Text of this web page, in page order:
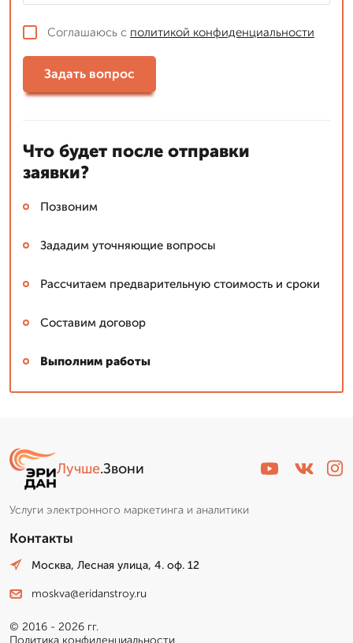
Соглашаюсь с политикой конфиденциальности
Задать вопрос
Что будет после отправки
заявки?
Позвоним
Зададим уточняющие вопросы
Рассчитаем предварительную стоимость и сроки
Составим договор
Выполним работы
Лучше.Звони
Услуги электронного маркетинга и аналитики
Контакты
Москва, Лесная улица, 4. оф. 12
moskva@eridanstroy.ru
© 2016 - 2026 гг.